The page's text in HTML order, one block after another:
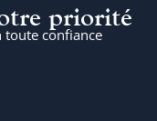
priorité
toute confiance